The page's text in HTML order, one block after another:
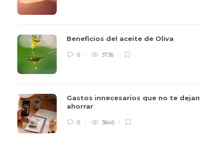
Beneficios del aceite de Oliva
0 3736
Gastos innecesarios que no te dejan
ahorrar
0 3846